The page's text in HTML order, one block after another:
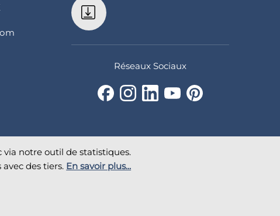
Réseaux Sociaux
via notre outil de statistiques.
des tiers. En savoir plus...